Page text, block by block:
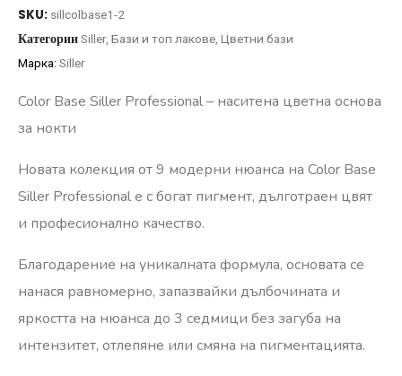
SKU: sillcolbase1-2
КатегорииSiller, Бази и топ лакове Цветни бази
Марка: Siller
Color Base Siller Professional – наситена цветна основа
за нокти
Новата колекция от 9 модерни нюанса на Color Base
Siller Professional е с богат пигмент, дълготраен цвят
и професионално качество.
Благодарение на уникалната формула, основата се
нанася равномерно, запазвайки дълбочината и
яркостта на нюанса до 3 седмици без загуба на
интензитет, отлепяне или смяна на пигментацията.